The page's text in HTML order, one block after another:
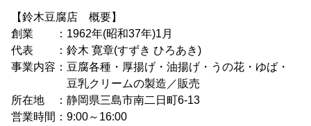
【鈴木豆腐店 概要】
創業 ：1962年(昭和37年)1月
代表 ：鈴木 寛章(すずき ひろあき)
事業内容：豆腐各種・厚揚げ・油揚げ・うの花・ゆば・
豆乳クリームの製造／販売
所在地 ：静岡県三島市南二日町6-13
営業時間：9:00～16:00